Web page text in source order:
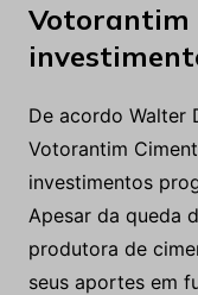
De acordo Walter
Votorantim
investimentos
Apesar da queda
produtora de
seus aportes em